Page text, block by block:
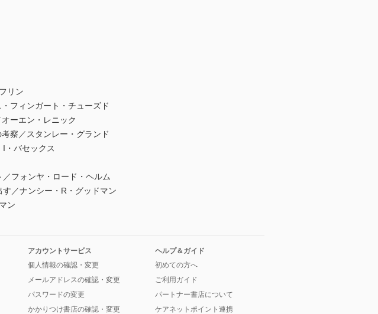
リン
フィンガート・チューズド
ーエン・レニック
察／スタンレー・グランド
・バセックス
フォンヤ・ロード・ヘルム
／ナンシー・R・グッドマン
ン
アカウントサービス
個人情報の確認・変更
メールアドレスの確認・変更
パスワードの変更
かかりつけ書店の確認・変更
ヘルプ＆ガイド
初めての方へ
ご利用ガイド
パートナー書店について
ケアネットポイント連携